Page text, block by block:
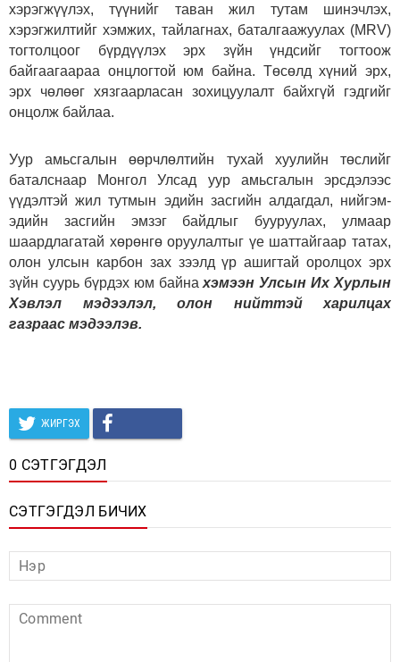
хэрэгжүүлэх, түүнийг таван жил тутам шинэчлэх,
хэрэгжилтийг хэмжих, тайлагнах, баталгаажуулах (MRV)
тогтолцоог бүрдүүлэх эрх зүйн үндсийг тогтоож
байгаагаараа онцлогтой юм байна. Төсөлд хүний эрх,
эрх чөлөөг хязгаарласан зохицуулалт байхгүй гэдгийг
онцолж байлаа.
Уур амьсгалын өөрчлөлтийн тухай хуулийн төслийг
баталснаар Монгол Улсад уур амьсгалын эрсдэлээс
үүдэлтэй жил тутмын эдийн засгийн алдагдал, нийгэм-
эдийн засгийн эмзэг байдлыг бууруулах, улмаар
шаардлагатай хөрөнгө оруулалтыг үе шаттайгаар татах,
олон улсын карбон зах зээлд үр ашигтай оролцох эрх
зүйн суурь бүрдэх юм байнахэмээн Улсын Их Хурлын
Хэвлэл мэдээлэл, олон нийттэй харилцах
газраас мэдээлэв.
ЖИРГЭХ
0 СЭТГЭГДЭЛ
СЭТГЭГДЭЛ БИЧИХ